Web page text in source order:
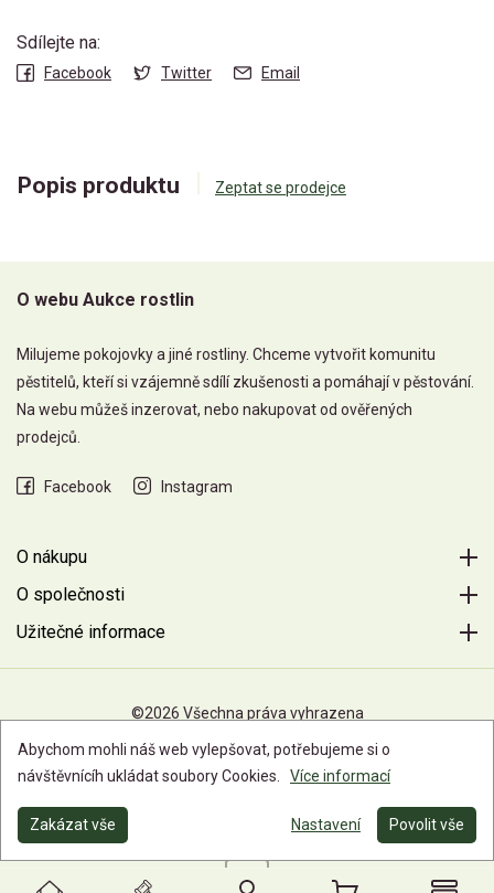
Sdílejte na:
Facebook Twitter Email
Popis produktu Zeptat se prodejce
O webu Aukce rostlin
Milujeme pokojovky a jiné rostliny. Chceme vytvořit komunitu
pěstitelů, kteří si vzájemně sdílí zkušenosti a pomáhají v pěstování.
Na webu můžeš inzerovat, nebo nakupovat od ověřených
prodejců.
Facebook Instagram
O nákupu
O společnosti
Užitečné informace
©2026 Všechna práva vyhrazena
Abychom mohli náš web vylepšovat, potřebujeme si o
návštěvnícíh ukládat soubory Cookies.
Více informací
Zakázat vše Nastavení Povolit vše